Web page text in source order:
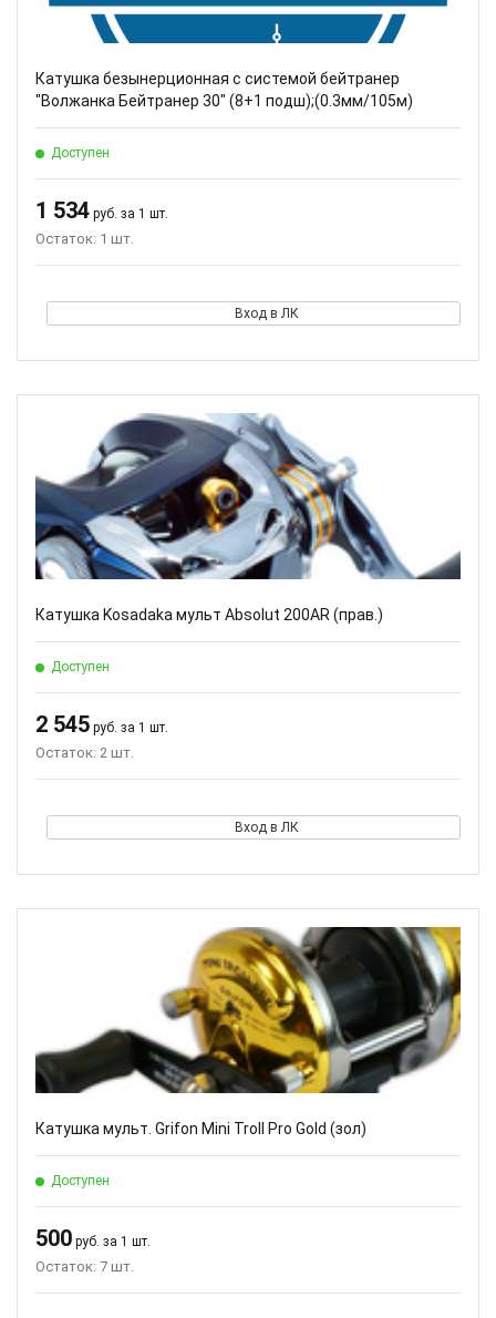
Катушка безынерционная с системой бейтранер
"Волжанка Бейтранер 30" (8+1 подш);(0.3мм/105м)
Доступен
1 534 руб. за 1 шт.
Остаток: 1 шт.
Вход в ЛК
Катушка Kosadaka мульт Absolut 200AR (прав.)
Доступен
2 545 руб. за 1 шт.
Остаток: 2 шт.
Вход в ЛК
Катушка мульт. Grifon Mini Troll Pro Gold (зол)
Доступен
500 руб. за 1 шт.
Остаток: 7 шт.